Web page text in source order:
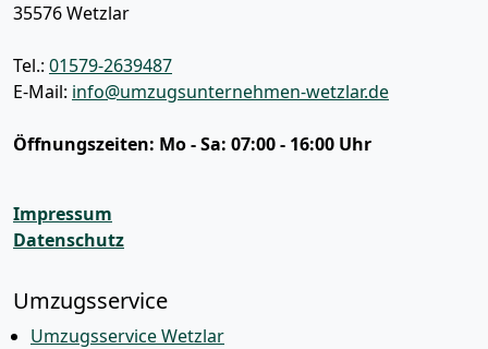
35576Wetzlar
Tel.: 01579-2639487
E-Mail: info@umzugsunternehmen-wetzlar.de
Öffnungszeiten: Mo - Sa: 07:00 - 16:00 Uhr
Impressum
Datenschutz
Umzugsservice
Umzugsservice Wetzlar